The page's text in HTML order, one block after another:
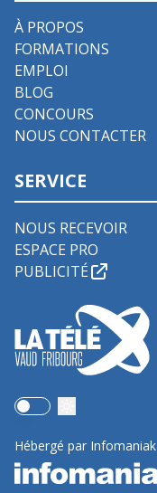
À PROPOS
FORMATIONS
EMPLOI
BLOG
CONCOURS
NOUS CONTACTER
SERVICE
NOUS RECEVOIR
ESPACE PRO
PUBLICITÉ
Use setting
Hébergé par Infomaniak